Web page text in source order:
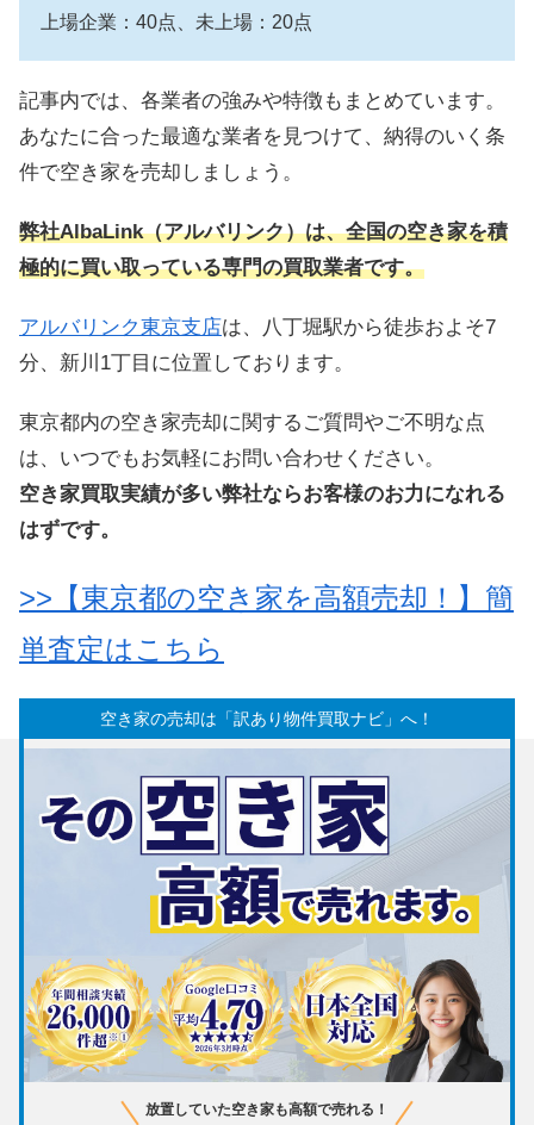
上場企業：40点、未上場：20点
記事内では、各業者の強みや特徴もまとめています。
あなたに合った最適な業者を見つけて、納得のいく条
件で空き家を売却しましょう。
弊社AlbaLink（アルバリンク）は、全国の空き家を積
極的に買い取っている専門の買取業者です。
アルバリンク東京支店は、八丁堀駅から徒歩およそ7
分、新川1丁目に位置しております。
東京都内の空き家売却に関するご質問やご不明な点
は、いつでもお気軽にお問い合わせください。
空き家買取実績が多い弊社ならお客様のお力になれる
はずです。
>>【東京都の空き家を高額売却！】簡
単査定はこちら
空き家の売却は「訳あり物件買取ナビ」へ！
放置していた空き家も高額で売れる！